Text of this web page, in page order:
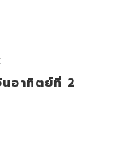
อาทิตย์ที่ 2